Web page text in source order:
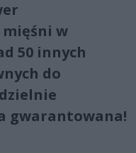
w
50 innych
do
gwarantowana!